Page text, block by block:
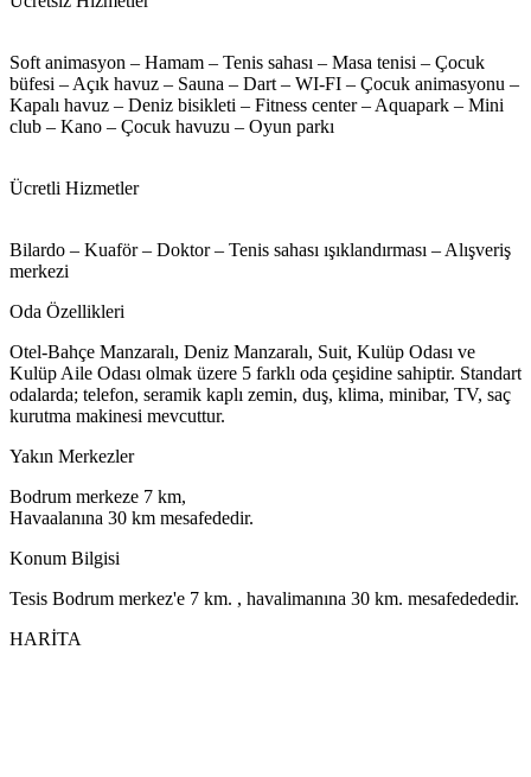
Soft animasyon – Hamam – Tenis sahası – Masa tenisi – Çocuk
büfesi – Açık havuz – Sauna – Dart – WI-FI – Çocuk animasyonu –
Kapalı havuz – Deniz bisikleti – Fitness center – Aquapark – Mini
club – Kano – Çocuk havuzu – Oyun parkı
Ücretli Hizmetler
Bilardo – Kuaför – Doktor – Tenis sahası ışıklandırması – Alışveriş
merkezi
Oda Özellikleri
Otel-Bahçe Manzaralı, Deniz Manzaralı, Suit, Kulüp Odası ve
Kulüp Aile Odası olmak üzere 5 farklı oda çeşidine sahiptir. Standart
odalarda; telefon, seramik kaplı zemin, duş, klima, minibar, TV, saç
kurutma makinesi mevcuttur.
Yakın Merkezler
Bodrum merkeze 7 km,
Havaalanına 30 km mesafededir.
Konum Bilgisi
Tesis Bodrum merkez'e 7 km. , havalimanına 30 km. mesafedededir.
HARİTA